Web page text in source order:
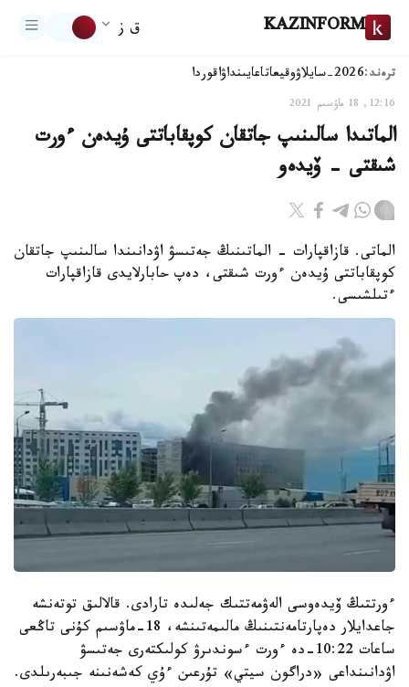
KAZINFORM ق ز
ترەند:2026-سايلاۋ وقيعاتاعايىنداۋاقوردا
12:16, 18 ماۋسىم 2021
الماتىدا سالىنىپ جاتقان كوپقاباتتى ۇيدەن ءورت
شىقتى - ۆيدەو
الماتى. قازاقپارات - الماتىنىڭ جەتىسۋ اۋدانىندا سالىنىپ جاتقان
كوپقاباتتى ۇيدەن ءورت شىقتى، دەپ حابارلايدى قازاقپارات
ءتىلشىسى.
ءورتتىڭ ۆيدەوسى الەۋمەتتىك جەلىدە تارادى. قالالىق توتەنشە
جاعدايلار دەپارتامەنتىنىڭ مالىمەتىنشە، 18-ماۋسىم كۇنى تاڭعى
ساعات 10:22-دە ءورت ءسوندىرۋ كولىكتەرى جەتىسۋ
اۋدانىنداعى «دراگون سيتي» تۇرعىن ءۇي كەشەنىنە جىبەرىلدى.